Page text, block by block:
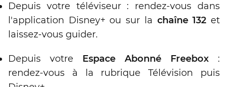
Depuis votre téléviseur : rendez-vous dans
l'application Disney+ ou sur la chaîne 132 et
laissez-vous guider.
Depuis votre Espace Abonné Freebox :
rendez-vous à la rubrique Télévision puis